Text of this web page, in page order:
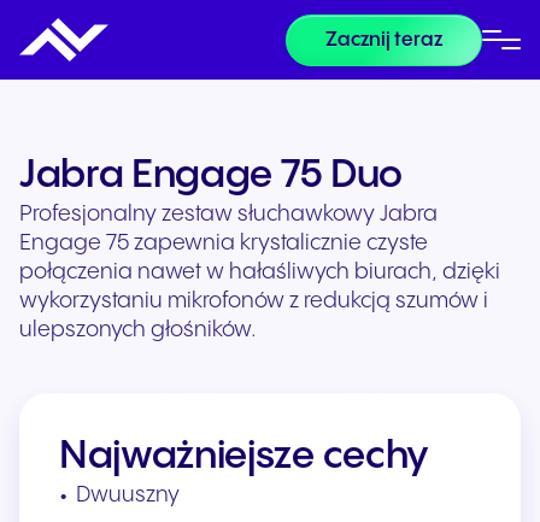
Zacznij teraz
Jabra Engage 75 Duo
Profesjonalny zestaw słuchawkowy Jabra
Engage 75 zapewnia krystalicznie czyste
połączenia nawet w hałaśliwych biurach, dzięki
wykorzystaniu mikrofonów z redukcją szumów i
ulepszonych głośników.
Najważniejsze cechy
Dwuuszny